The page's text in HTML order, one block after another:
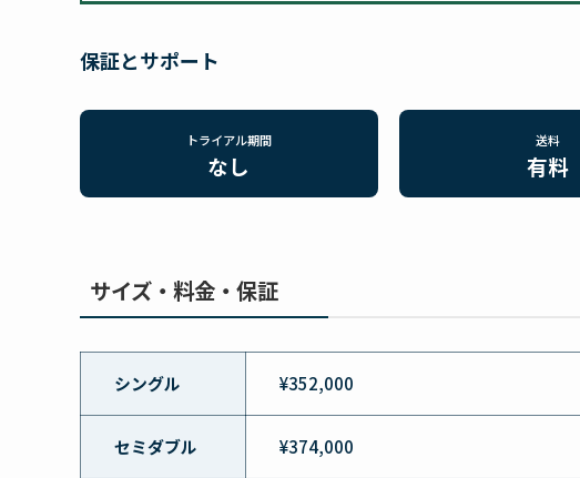
保証とサポート
トライアル期間
なし
送料
有料
サイズ・料金・保証
シングル ¥352,000
セミダブル ¥374,000